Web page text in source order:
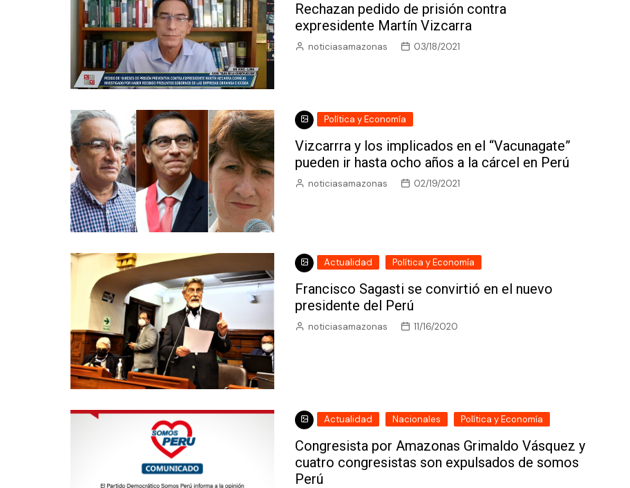
Rechazan pedido de prisión contra
expresidente Martín Vizcarra
noticiasamazonas 03/18/2021
Política y Economía
Vizcarrra y los implicados en el “Vacunagate”
pueden ir hasta ocho años a la cárcel en Perú
noticiasamazonas 02/19/2021
Actualidad Política y Economía
Francisco Sagasti se convirtió en el nuevo
presidente del Perú
noticiasamazonas 11/16/2020
Actualidad Nacionales Política y Economía
Congresista por Amazonas Grimaldo Vásquez y
cuatro congresistas son expulsados de somos
Perú